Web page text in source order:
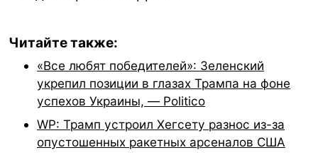
Читайте также:
«Все любят победителей»: Зеленский
укрепил позиции в глазах Трампа на фоне
успехов Украины, — Politico
WP: Трамп устроил Хегсету разнос из-за
опустошенных ракетных арсеналов США